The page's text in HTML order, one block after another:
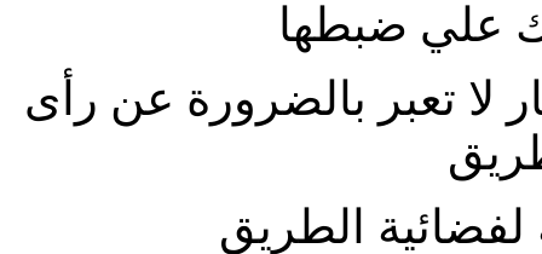
علي ضبطها
لا تعبر بالضرورة عن رأى
الطريق